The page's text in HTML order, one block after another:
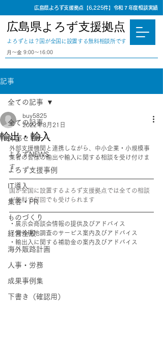
広島県よろず支援拠点【6,225件】令和７年度相談実績
広島県よろず支援拠点
​よろずとは？国が全国に設置する無料相談所です
⽉〜⾦ 9:00〜16:00
記事
全ての記事
外部セミナー
よろずNEWS
よろず支援事例
IT導入
集客・PR
ものづくり
経営全般
海外販路計画
人事・労務
成果事例集
下書き（確認用）
全ての記事
輸出・輸入
buy5825
2022年8月21日
外部支援機関と連携しながら、中小企業・小規模事
業者の皆様の輸出や輸入に関する相談を受け付けま
す。
国が全国に設置するよろず支援拠点では全ての相談
が無料で何回でも受けられます
・展示会商談会情報の提供及びアドバイス
・海外現地調査のサービス案内及びアドバイス
・輸出入に関する補助金の案内及びアドバイス